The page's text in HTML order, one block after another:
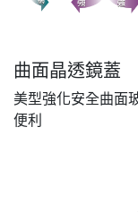
曲面晶透鏡蓋
美型強化安全曲面
便利